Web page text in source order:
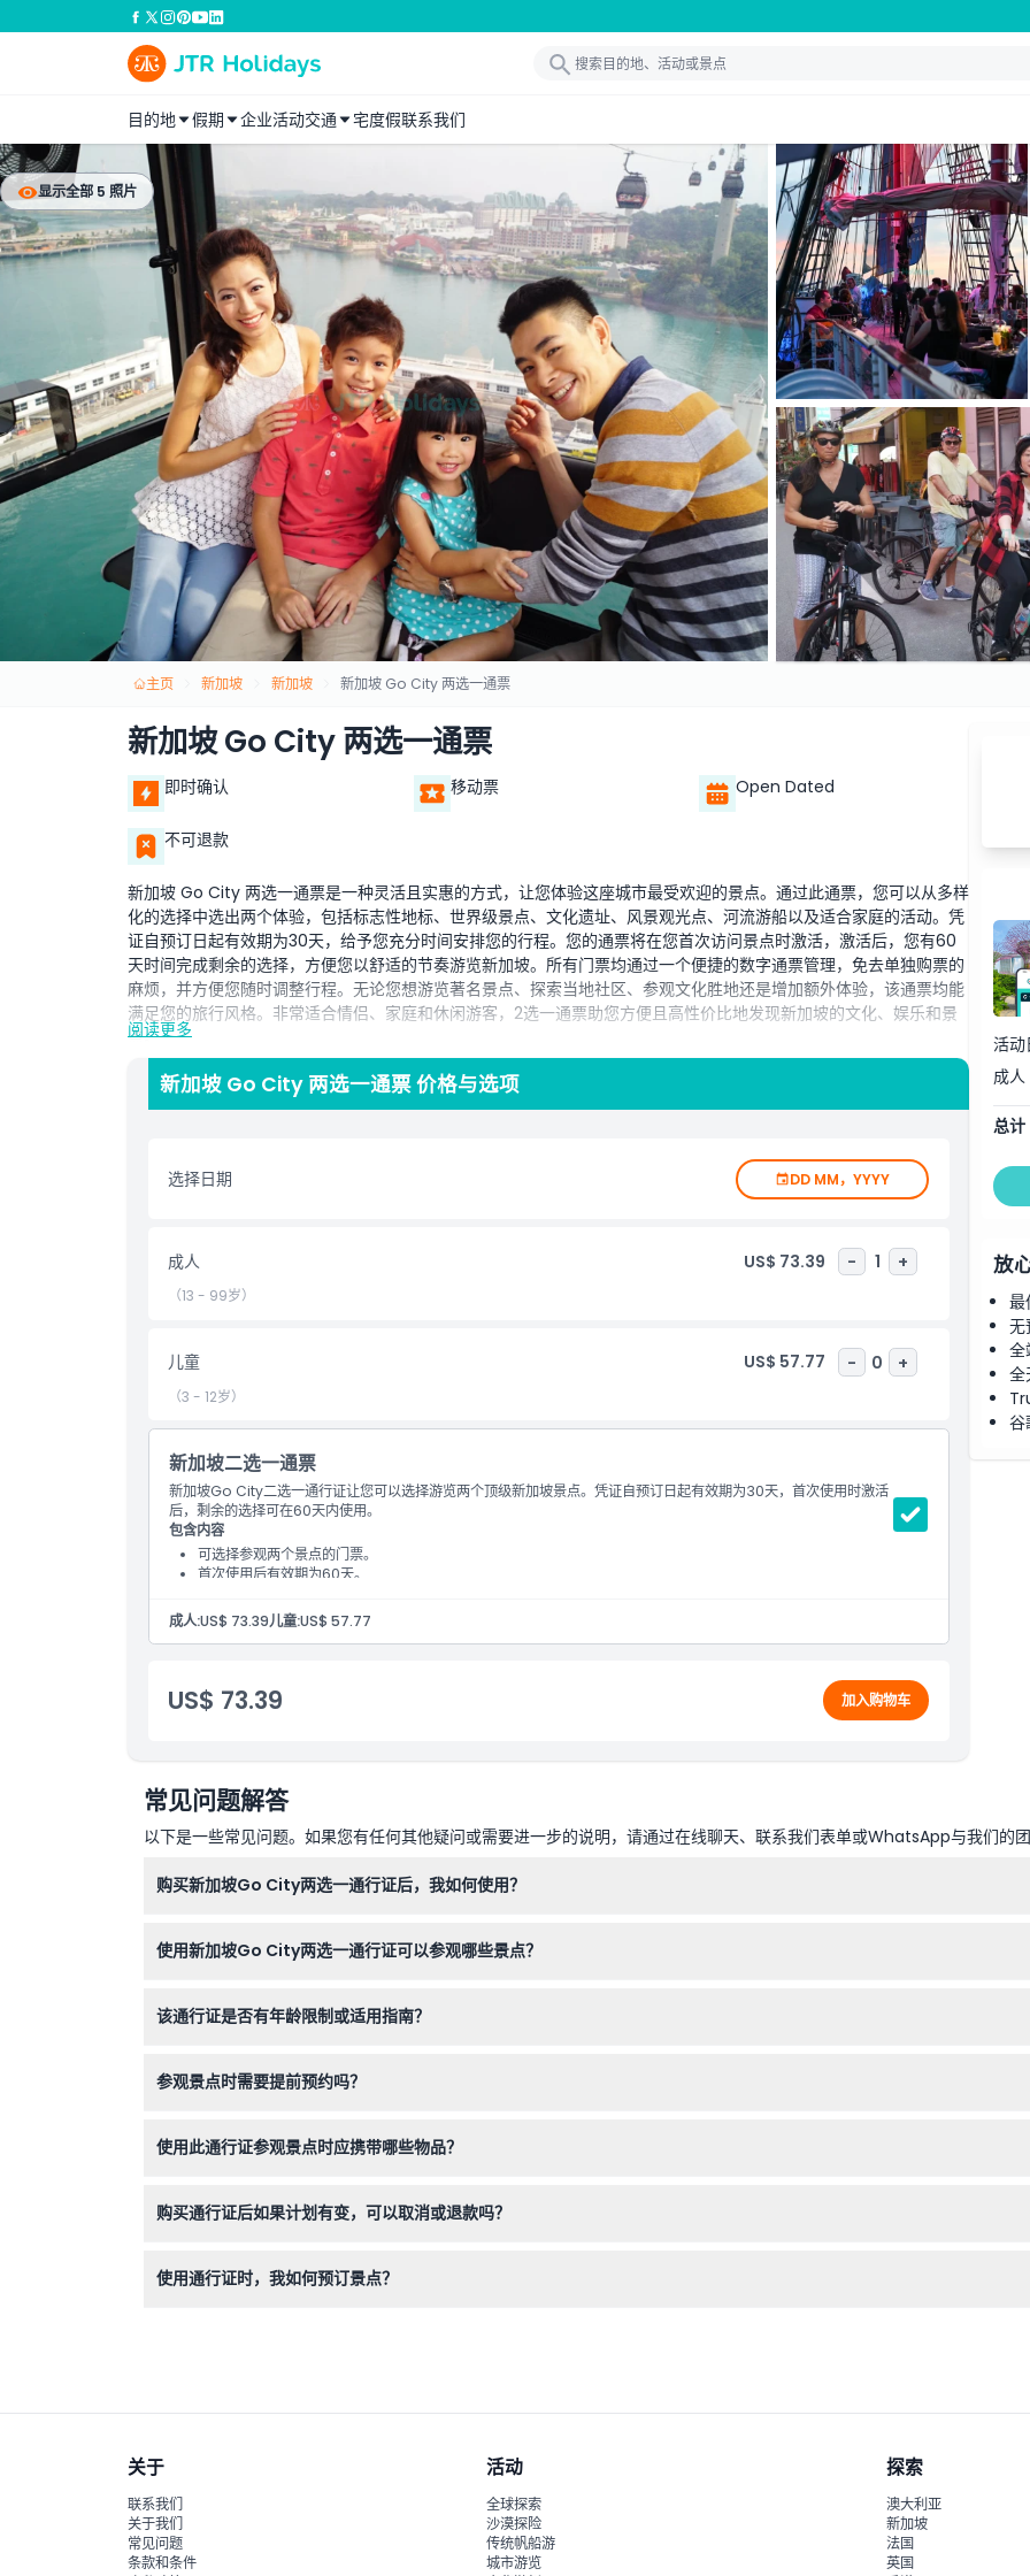
目的地 假期 企业活动交通 宅度假联系我们
显示全部 5 照片
主页 新加坡 新加坡 新加坡 Go City 两选一通票
新加坡 Go City 两选一通票
即时确认 移动票 Open Dated
不可退款
新加坡 Go City 两选一通票是一种灵活且实惠的方式，让您体验这座城市最受欢迎的景点。通过此通票，您可以从多样
化的选择中选出两个体验，包括标志性地标、世界级景点、文化遗址、风景观光点、河流游船以及适合家庭的活动。凭
证自预订日起有效期为30天，给予您充分时间安排您的行程。您的通票将在您首次访问景点时激活，激活后，您有60
天时间完成剩余的选择，方便您以舒适的节奏游览新加坡。所有门票均通过一个便捷的数字通票管理，免去单独购票的
麻烦，并方便您随时调整行程。无论您想游览著名景点、探索当地社区、参观文化胜地还是增加额外体验，该通票均能
满足您的旅行风格。非常适合情侣、家庭和休闲游客，2选一通票助您方便且高性价比地发现新加坡的文化、娱乐和景
点。
亮点
包含项
需要了解的事项
取消政策
阅读更多
新加坡 Go City 两选一通票 价格与选项
选择日期 DD MM，YYYY
成人 US$ 73.39 - 1 +
（13 - 99岁）
儿童 US$ 57.77 - 0 +
（3 - 12岁）
新加坡二选一通票
新加坡Go City二选一通行证让您可以选择游览两个顶级新加坡景点。凭证自预订日起有效期为30天，首次使用时激活
后，剩余的选择可在60天内使用。
包含内容
可选择参观两个景点的门票。
首次使用后有效期为60天。
成人:US$ 73.39儿童:US$ 57.77
US$ 73.39 加入购物车
活动
成人
总计
放
最
无
全
全
谷
常见问题解答
以下是一些常见问题。如果您有任何其他疑问或需要进一步的说明，请通过在线聊天、联系我们表单或WhatsApp与我们的团
购买新加坡Go City两选一通行证后，我如何使用？
使用新加坡Go City两选一通行证可以参观哪些景点？
该通行证是否有年龄限制或适用指南？
参观景点时需要提前预约吗？
使用此通行证参观景点时应携带哪些物品？
购买通行证后如果计划有变，可以取消或退款吗？
使用通行证时，我如何预订景点？
关于
联系我们
关于我们
常见问题
条款和条件
活动
全球探索
沙漠探险
传统帆船游
城市游览
探索
澳大利亚
新加坡
法国
英国